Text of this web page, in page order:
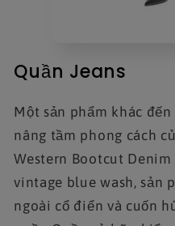
Quần Jeans
Một sản phẩm khác
nâng tầm phong cách
Western Bootcut Denim
vintage blue wash, sản
ngoài cổ điển và cuốn